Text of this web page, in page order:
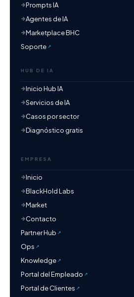
Prompts IA
Agentes de IA
Marketplace BHC
Soporte
HUB DE IA
Inicio Hub IA
Servicios de IA
Casos por sector
Diagnóstico gratis
EMPRESA
Inicio
BlackHold Labs
Market
Contacto
Partner Hub
Ops
Knowledge
Portal del Empleado
Portal de Clientes